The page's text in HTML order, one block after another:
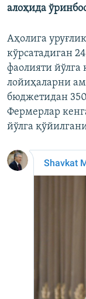
алоҳида
Аҳолига
кўрсатадиган
фаолияти
лойиҳаларни
бюджетидан
Фермерлар
йўлга